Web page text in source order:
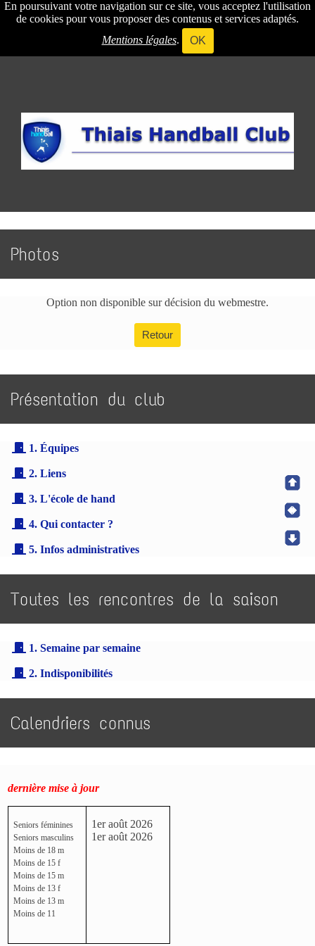
En poursuivant votre navigation sur ce site, vous acceptez l'utilisation
de cookies pour vous proposer des contenus et services adaptés.
Mentions légales. OK
Photos
Option non disponible sur décision du webmestre.
Retour
Présentation du club
1. Équipes
2. Liens
3. L'école de hand
4. Qui contacter ?
5. Infos administratives
Toutes les rencontres de la saison
1. Semaine par semaine
2. Indisponibilités
Calendriers connus
dernière mise à jour
Seniors féminines
Seniors masculins
Moins de 18 m
Moins de 15 f
Moins de 15 m
Moins de 13 f
Moins de 13 m
Moins de 11
1er août 2026
1er août 2026